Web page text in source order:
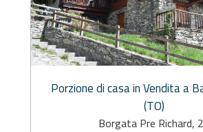
Porzione di casa in Vendita a
(TO)
Borgata Pre Richard,